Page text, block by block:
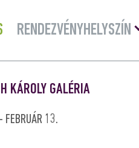
RENDEZVÉNYHELYSZÍN
KÁROLY GALÉRIA
13.